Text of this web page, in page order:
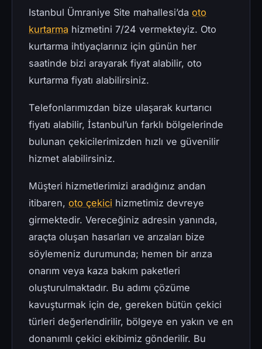
Istanbul Ümraniye Site mahallesi’da oto
kurtarma hizmetini 7/24 vermekteyiz. Oto
kurtarma ihtiyaçlarınız için günün her
saatinde bizi arayarak fiyat alabilir, oto
kurtarma fiyatı alabilirsiniz.
Telefonlarımızdan bize ulaşarak kurtarıcı
fiyatı alabilir, İstanbul’un farklı bölgelerinde
bulunan çekicilerimizden hızlı ve güvenilir
hizmet alabilirsiniz.
Müşteri hizmetlerimizi aradığınız andan
itibaren, oto çekici hizmetimiz devreye
girmektedir. Vereceğiniz adresin yanında,
araçta oluşan hasarları ve arızaları bize
söylemeniz durumunda; hemen bir arıza
onarım veya kaza bakım paketleri
oluşturulmaktadır. Bu adımı çözüme
kavuşturmak için de, gereken bütün çekici
türleri değerlendirilir, bölgeye en yakın ve en
donanımlı çekici ekibimiz gönderilir. Bu